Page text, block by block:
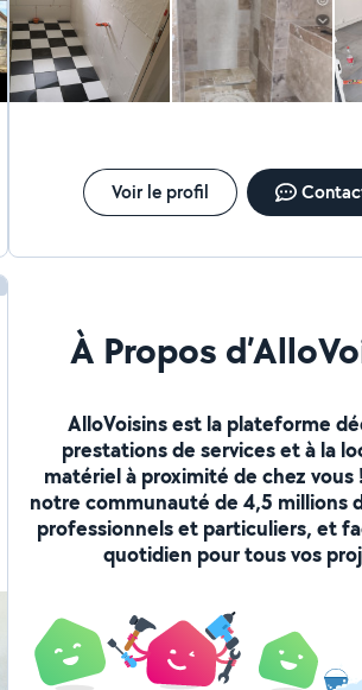
Voir le profil
À Propos
AlloVoisins est la plateforme
prestations de services et à la
matériel à proximité de chez vous
notre communauté de 4,5 millions
professionnels et particuliers, et
quotidien pour tous vos